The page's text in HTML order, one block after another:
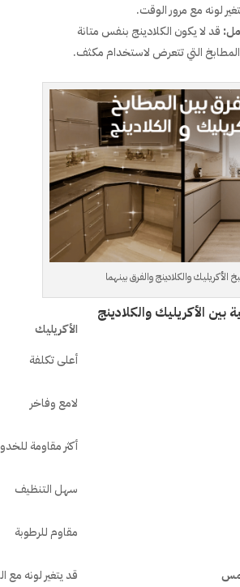
لونه مع مرور الوقت.
قد لا يكون الكلادينج بنفس متانة
المطابخ التي تتعرض لاستخدام مكثف.
الأكريليك والكلادينج والفرق بينهما
بين الأكريليك والكلادينج
الأكريليك
أعلى تكلفة
لامع وفاخر
أكثر مقاومة
سهل التنظيف
مقاوم للرطوبة
قد يتغير لونه مع